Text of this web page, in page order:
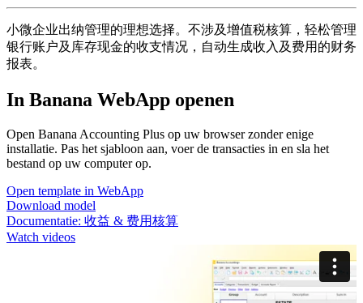
小微企业出纳管理的理想选择。不涉及增值税核算，轻松管理
银行账户及库存现金的收支情况，自动生成收入及费用的财务
报表。
In Banana WebApp openen
Open Banana Accounting Plus op uw browser zonder enige
installatie. Pas het sjabloon aan, voer de transacties in en sla het
bestand op uw computer op.
Open template in WebApp
Download model
Documentatie: 收益 & 费用核算
Watch videos